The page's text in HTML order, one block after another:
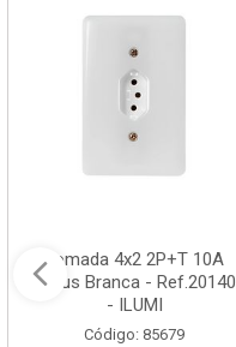
Tomada 4x2 2P+T 10A
Stylus Branca - Ref.20140
- ILUMI
Código: 85679